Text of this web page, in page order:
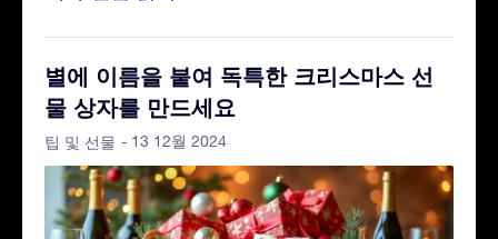
별에 이름을 붙여 독특한 크리스마스 선
물 상자를 만드세요
팁 및 선물 - 13 12월 2024